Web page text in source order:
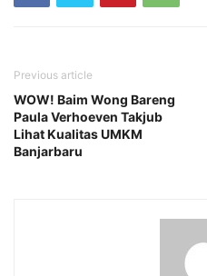
Previous article
WOW! Baim Wong Bareng
Paula Verhoeven Takjub
Lihat Kualitas UMKM
Banjarbaru